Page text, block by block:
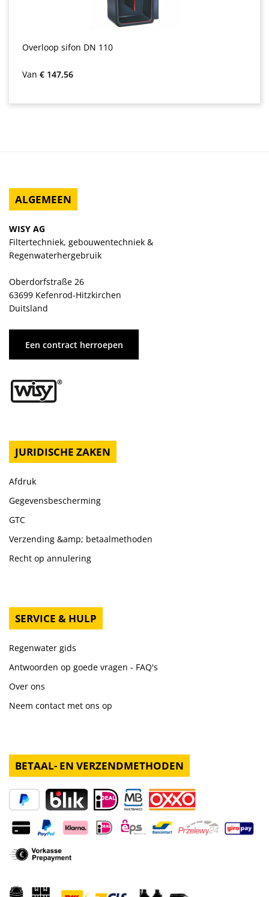
Overloop sifon DN 110
Normale prijs:
Van € 147,56
ALGEMEEN
WISY AG
Filtertechniek, gebouwentechniek &
Regenwaterhergebruik
Oberdorfstraße 26
63699 Kefenrod-Hitzkirchen
Duitsland
Een contract herroepen
JURIDISCHE ZAKEN
Afdruk
Gegevensbescherming
GTC
Verzending &amp; betaalmethoden
Recht op annulering
SERVICE & HULP
Regenwater gids
Antwoorden op goede vragen - FAQ's
Over ons
Neem contact met ons op
BETAAL- EN VERZENDMETHODEN